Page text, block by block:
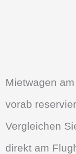
Mietwagen
vorab
Vergleichen
direkt am